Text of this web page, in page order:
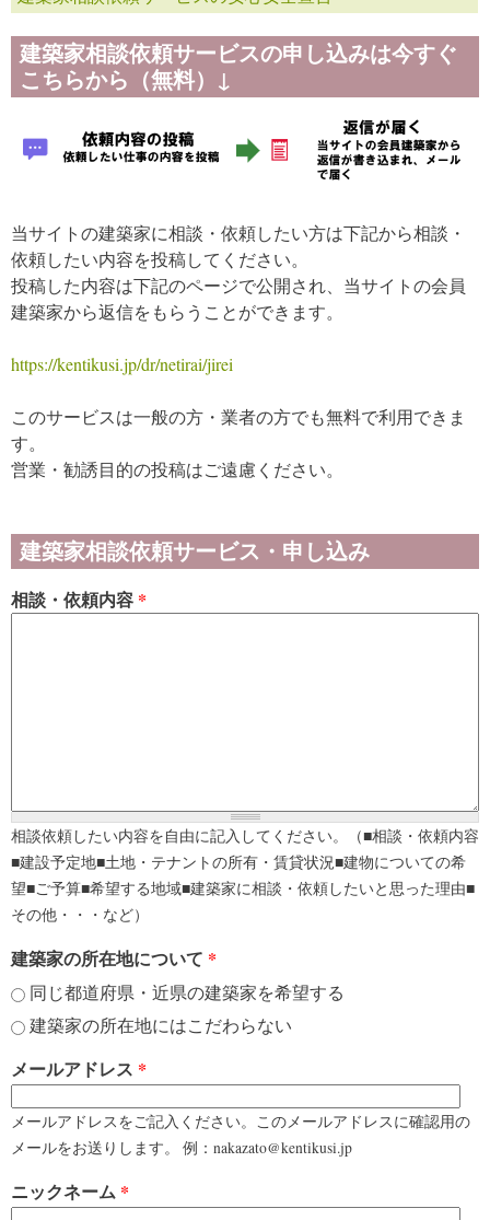
建築家相談依頼サービスの申し込みは今すぐ
こちらから（無料）↓
当サイトの建築家に相談・依頼したい方は下記から相談・
依頼したい内容を投稿してください。
投稿した内容は下記のページで公開され、当サイトの会員
建築家から返信をもらうことができます。
https://kentikusi.jp/dr/netirai/jirei
このサービスは一般の方・業者の方でも無料で利用できま
す。
営業・勧誘目的の投稿はご遠慮ください。
建築家相談依頼サービス・申し込み
相談・依頼内容 *
相談依頼したい内容を自由に記入してください。（■相談・依頼内容
■建設予定地■土地・テナントの所有・賃貸状況■建物についての希
望■ご予算■希望する地域■建築家に相談・依頼したいと思った理由■
その他・・・など）
建築家の所在地について *
同じ都道府県・近県の建築家を希望する
建築家の所在地にはこだわらない
メールアドレス *
メールアドレスをご記入ください。このメールアドレスに確認用の
メールをお送りします。 例：nakazato@kentikusi.jp
ニックネーム *